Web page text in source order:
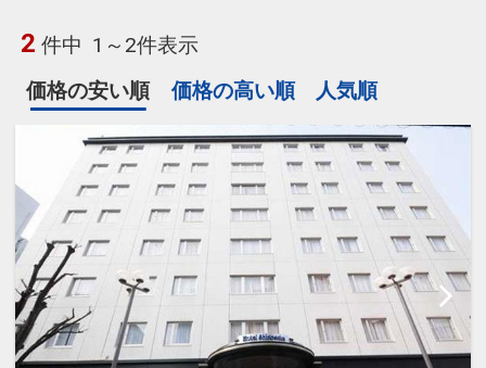
2 件中 1～2件表示
価格の安い順
価格の高い順 人気順